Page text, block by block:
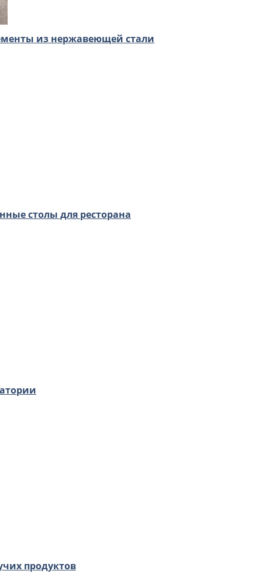
из нержавеющей стали
столы для ресторана
продуктов